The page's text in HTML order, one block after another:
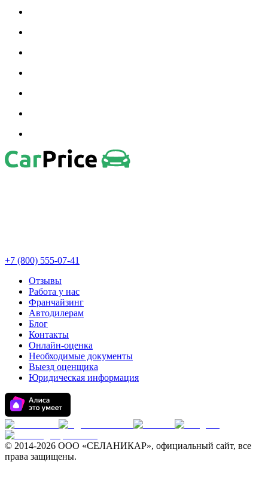
+7 (800) 555-07-41
Отзывы
Работа у нас
Франчайзинг
Автодилерам
Блог
Контакты
Онлайн-оценка
Необходимые документы
Выезд оценщика
Юридическая информация
© 2014-2026 ООО «СЕЛАНИКАР», официальный сайт, все
права защищены.